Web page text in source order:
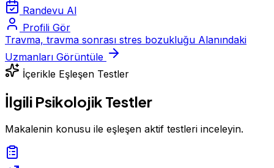
Randevu Al
Profili Gör
Travma, travma sonrası stres bozukluğu Alanındaki
Uzmanları Görüntüle
İçerikle Eşleşen Testler
İlgili Psikolojik Testler
Makalenin konusu ile eşleşen aktif testleri inceleyin.